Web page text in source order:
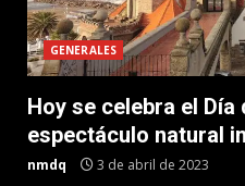
GENERALES
Hoy se celebra el
espectáculo natural
nmdq 3 de abril de 2023